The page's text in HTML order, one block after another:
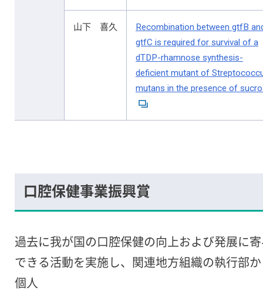
山下 喜久
Recombination between gtfB
gtfC is required for survival of a
dTDP-rhamnose synthesis-
deficient mutant of
mutans in the presence of
口腔保健事業振興賞
過去に我が国の口腔保健の向上および発展に
できる活動を実施し、関連地方組織の執行部
個人